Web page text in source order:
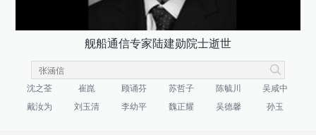
舰船通信专家陆建勋院士逝世
沈之荃 崔崑 顾诵芬 苏哲子 陈毓川
吴咸中
戴汝为
刘玉清 李幼平 魏正耀 吴德馨 孙玉